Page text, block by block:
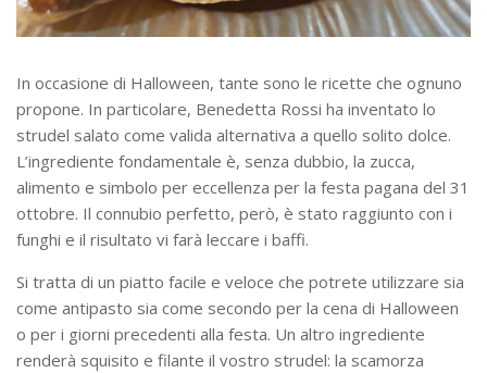
In occasione di Halloween, tante sono le ricette che ognuno
propone. In particolare, Benedetta Rossi ha inventato lo
strudel salato come valida alternativa a quello solito dolce.
L’ingrediente fondamentale è, senza dubbio, la zucca,
alimento e simbolo per eccellenza per la festa pagana del 31
ottobre. Il connubio perfetto, però, è stato raggiunto con i
funghi e il risultato vi farà leccare i baffi.
Si tratta di un piatto facile e veloce che potrete utilizzare sia
come antipasto sia come secondo per la cena di Halloween
o per i giorni precedenti alla festa. Un altro ingrediente
renderà squisito e filante il vostro strudel: la scamorza